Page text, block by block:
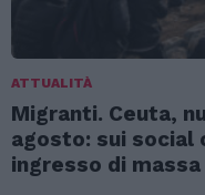
ATTUALITÀ
Migranti. Ceuta,
agosto: sui social
ingresso di massa